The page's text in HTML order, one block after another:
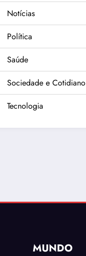
Notícias
Política
Saúde
Sociedade e Cotidiano
Tecnologia
MUNDO